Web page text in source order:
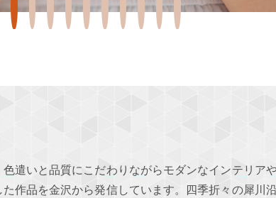
遣いと品質にこだわりながらモダンなインテリア
作品を金沢から発信しています。四季折々の犀川